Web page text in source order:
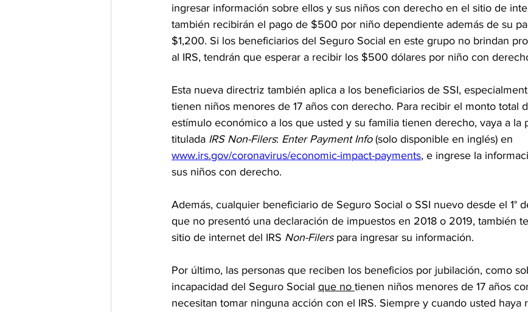
ingresar información sobre ellos y sus niños con derecho en el sitio de
también recibirán el pago de $500 por niño dependiente además de su
$1,200. Si los beneficiarios del Seguro Social en este grupo no brindan
al IRS, tendrán que esperar a recibir los $500 dólares por niño con
Esta nueva directriz también aplica a los beneficiarios de SSI,
tienen niños menores de 17 años con derecho. Para recibir el monto total
estímulo económico a los que usted y su familia tienen derecho, vaya a la
titulada IRS Non-Filers: Enter Payment Info (solo disponible en inglés) en
www.irs.gov/coronavirus/economic-impact-payments, e ingrese la
sus niños con derecho.
Además, cualquier beneficiario de Seguro Social o SSI nuevo desde el 1°
que no presentó una declaración de impuestos en 2018 o 2019, también
sitio de internet del IRS Non-Filers para ingresar su información.
Por último, las personas que reciben los beneficios por jubilación, como
incapacidad del Seguro Social que no tienen niños menores de 17 años
necesitan tomar ninguna acción con el IRS. Siempre y cuando usted haya